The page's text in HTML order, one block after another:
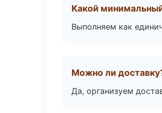
Какой
Выполняем как
Можно ли
Да, организуем